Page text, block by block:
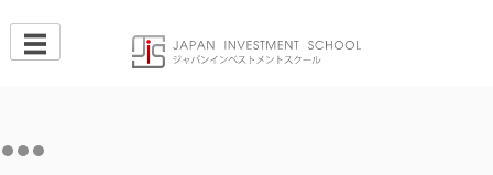
Skip
to